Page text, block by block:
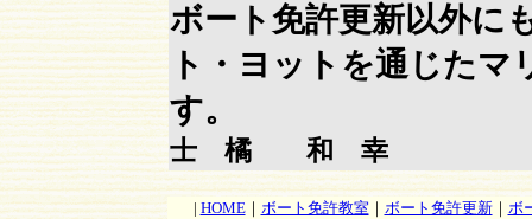
ボート免許更新以外に
ト・ヨットを通じた
す
士 橘 和 幸
| HOME｜ ボート免許教室｜ ボート免許更新｜ ボ